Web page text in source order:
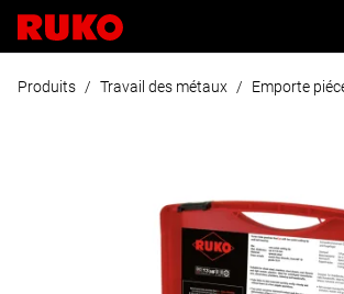
Produits / Travail des métaux / Emporte